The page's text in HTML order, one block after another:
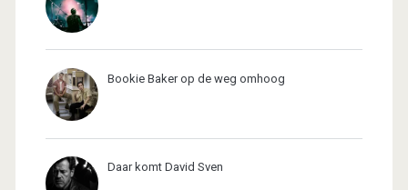
Bookie Baker op de weg omhoog
Daar komt David Sven